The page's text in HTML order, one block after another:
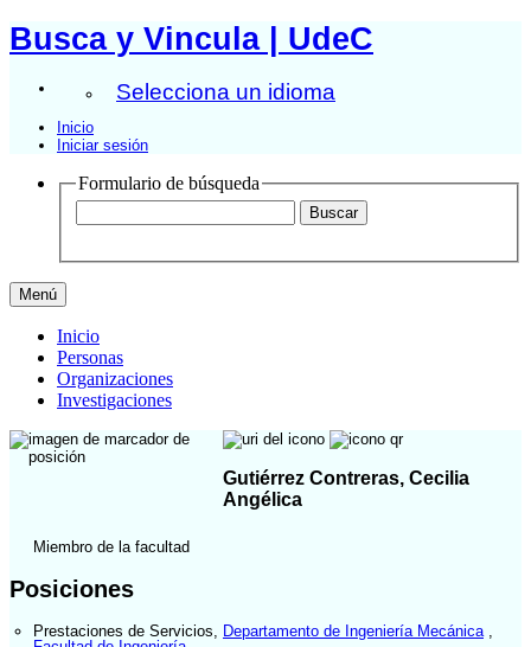
Busca y Vincula | UdeC
Selecciona un idioma
Inicio
Iniciar sesión
Formulario de búsqueda
Menú
Inicio
Personas
Organizaciones
Investigaciones
Gutiérrez Contreras, Cecilia
Angélica
Miembro de la facultad
Posiciones
Prestaciones de Servicios Departamento de Ingeniería Mecánica